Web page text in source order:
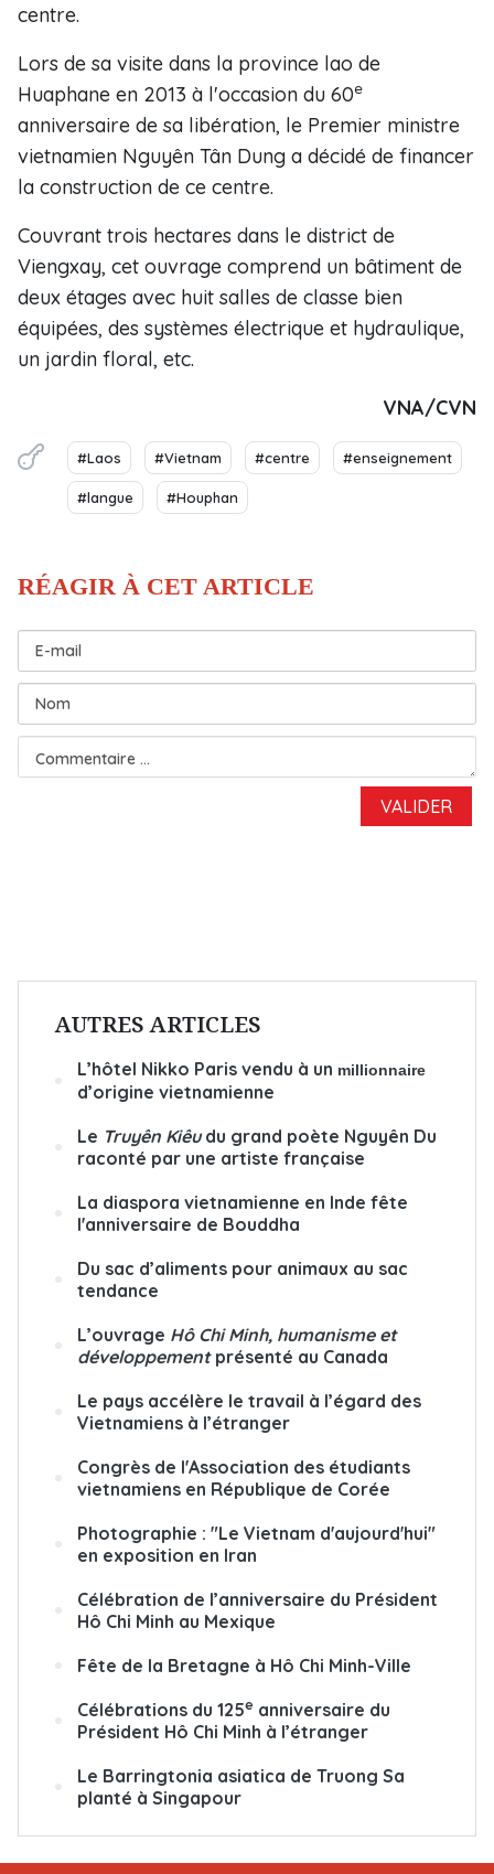
centre.
Lors de sa visite dans la province lao de
Huaphane en 2013 à l'occasion du 60e
anniversaire de sa libération, le Premier ministre
vietnamien Nguyên Tân Dung a décidé de financer
la construction de ce centre.
Couvrant trois hectares dans le district de
Viengxay, cet ouvrage comprend un bâtiment de
deux étages avec huit salles de classe bien
équipées, des systèmes électrique et hydraulique,
un jardin floral, etc.
VNA/CVN
#Laos #Vietnam #centre #enseignement
#langue #Houphan
AUTRES ARTICLES
L’hôtel Nikko Paris vendu à un millionnaire
d’origine vietnamienne
Le Truyên Kiêudu grand poète Nguyên Du
raconté par une artiste française
La diaspora vietnamienne en Inde fête
l'anniversaire de Bouddha
Du sac d’aliments pour animaux au sac
tendance
L’ouvrage Hô Chi Minh, humanisme et
développement présenté au Canada
Le pays accélère le travail à l’égard des
Vietnamiens à l’étranger
Congrès de l'Association des étudiants
vietnamiens en République de Corée
Photographie : "Le Vietnam d'aujourd'hui"
en exposition en Iran
Célébration de l’anniversaire du Président
Hô Chi Minh au Mexique
Fête de la Bretagne à Hô Chi Minh-Ville
Célébrations du 125e anniversaire du
Président Hô Chi Minh à l’étranger
Le Barringtonia asiatica de Truong Sa
planté à Singapour